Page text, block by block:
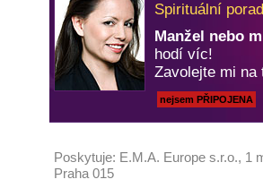
Spirituální
Manžel nebo
hodí víc!
Zavolejte mi
nejsem PŘIPOJENA
Poskytuje: E.M.A. Europe s.r.o., 1
Praha 015